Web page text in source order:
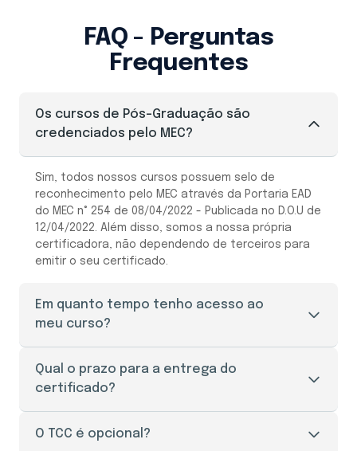
FAQ - Perguntas
Frequentes
Os cursos de Pós-Graduação são
credenciados pelo MEC?
Sim, todos nossos cursos possuem selo de
reconhecimento pelo MEC através da Portaria EAD
do MEC n° 254 de 08/04/2022 - Publicada no D.O.U de
12/04/2022. Além disso, somos a nossa própria
certificadora, não dependendo de terceiros para
emitir o seu certificado.
Em quanto tempo tenho acesso ao
meu curso?
O seu acesso ao portal do aluno é liberado
imediatamente após a efetivação da sua
Qual o prazo para a entrega do
certificado?
O prazo de entrega do certificado é de 30 a 45
O TCC é opcional?